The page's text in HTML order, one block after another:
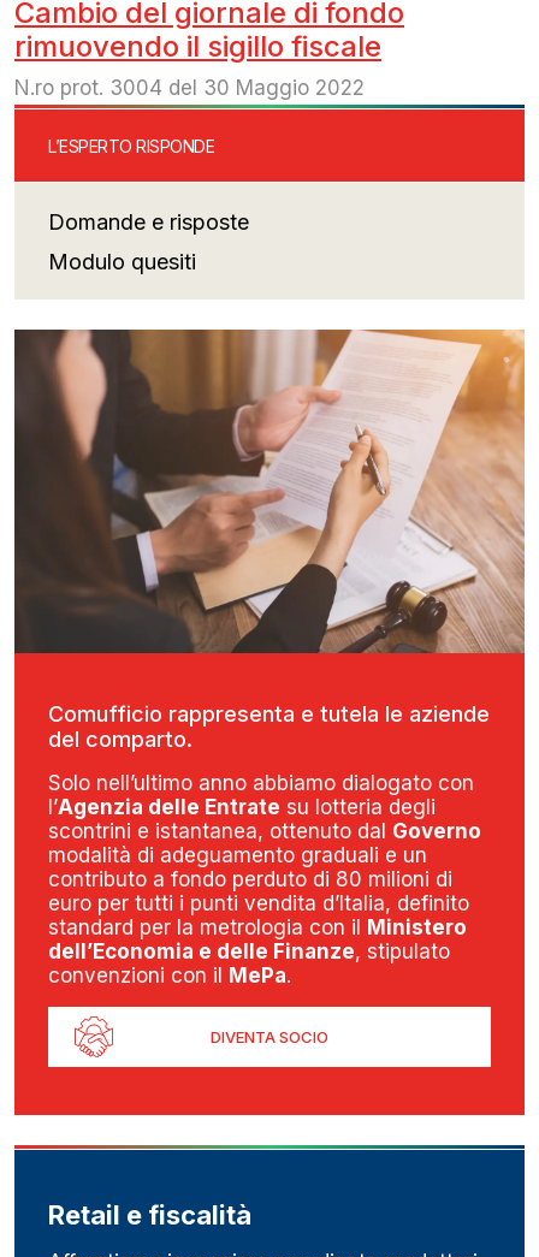
Cambio del giornale di fondo
rimuovendo il sigillo fiscale
N.ro prot. 3004 del 30 Maggio 2022
L’ESPERTO RISPONDE
Domande e risposte
Modulo quesiti
Comufficio rappresenta e tutela le aziende
del comparto.
Solo nell’ultimo anno abbiamo dialogato con
l’Agenzia delle Entrate su lotteria degli
scontrini e istantanea, ottenuto dal Governo
modalità di adeguamento graduali e un
contributo a fondo perduto di 80 milioni di
euro per tutti i punti vendita d’Italia, definito
standard per la metrologia con il
Ministero
dell’Economia e delle Finanze, stipulato
convenzioni con il
MePa.
DIVENTA SOCIO
Retail e fiscalità